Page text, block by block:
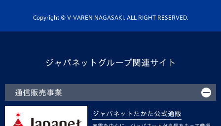
ホームタウン活動
Copyright © V-VAREN NAGASAKI. ALL RIGHT RESERVED.
ジャパネットグループ関連サイト
通信販売事業
ジャパネットたかた公式通販